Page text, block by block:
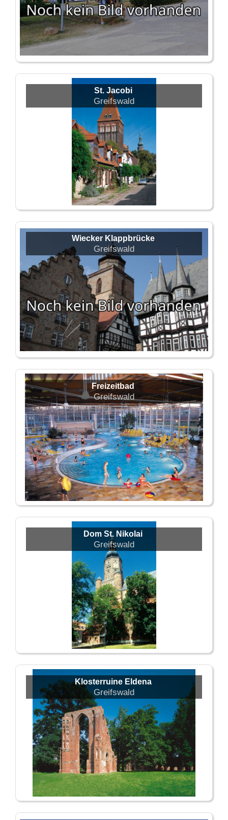
St. Jacobi
Greifswald
Wiecker Klappbrücke
Greifswald
Freizeitbad
Greifswald
Dom St. Nikolai
Greifswald
Klosterruine Eldena
Greifswald